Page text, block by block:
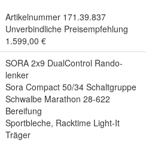
Artikelnummer 171.39.837
Unverbindliche Preisempfehlung
1.599,00 €
SORA 2x9 DualControl Rando-
lenker
Sora Compact 50/34 Schaltgruppe
Schwalbe Marathon 28-622
Bereifung
Sportbleche, Racktime Light-It
Träger